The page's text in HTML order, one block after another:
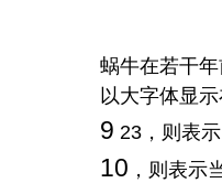
蜗牛在若干
以大字体显
9 23，则表
10 ，则表示